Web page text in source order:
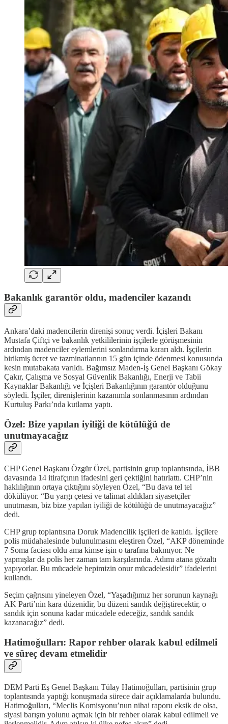
Bakanlık garantör oldu, madenciler kazandı
Ankara’daki madencilerin direnişi sonuç verdi. İçişleri Bakanı
Mustafa Çiftçi ve bakanlık yetkililerinin işçilerle görüşmesinin
ardından madenciler eylemlerini sonlandırma kararı aldı. İşçilerin
birikmiş ücret ve tazminatlarının 15 gün içinde ödenmesi konusunda
kesin mutabakata varıldı. Bağımsız Maden-İş Genel Başkanı Gökay
Çakır, Çalışma ve Sosyal Güvenlik Bakanlığı, Enerji ve Tabii
Kaynaklar Bakanlığı ve İçişleri Bakanlığının garantör olduğunu
söyledi. İşçiler, direnişlerinin kazanımla sonlanmasının ardından
Kurtuluş Parkı’nda kutlama yaptı.
Özel: Bize yapılan iyiliği de kötülüğü de
unutmayacağız
CHP Genel Başkanı Özgür Özel, partisinin grup toplantısında, İBB
davasında 14 itirafçının ifadesini geri çektiğini hatırlattı. CHP’nin
haklılığının ortaya çıktığını söyleyen Özel, “Bu dava tel tel
dökülüyor. “Bu yargı çetesi ve talimat aldıkları siyasetçiler
unutmasın, biz bize yapılan iyiliği de kötülüğü de unutmayacağız”
dedi.
CHP grup toplantısına Doruk Madencilik işçileri de katıldı. İşçilere
polis müdahalesinde bulunulmasını eleştiren Özel, “AKP döneminde
7 Soma faciası oldu ama kimse işin o tarafına bakmıyor. Ne
yapmışlar da polis her zaman tam karşılarında. Adımı atana gözaltı
yapıyorlar. Bu mücadele hepimizin onur mücadelesidir” ifadelerini
kullandı.
Seçim çağrısını yineleyen Özel, “Yaşadığımız her sorunun kaynağı
AK Parti’nin kara düzenidir, bu düzeni sandık değiştirecektir, o
sandık için sonuna kadar mücadele edeceğiz, sandık sandık
kazanacağız” dedi.
Hatimoğulları: Rapor rehber olarak kabul edilmeli
ve süreç devam etmelidir
DEM Parti Eş Genel Başkanı Tülay Hatimoğulları, partisinin grup
toplantısında yaptığı konuşmada sürece dair açıklamalarda bulundu.
Hatimoğulları, “Meclis Komisyonu’nun nihai raporu eksik de olsa,
siyasi barışın yolunu açmak için bir rehber olarak kabul edilmeli ve